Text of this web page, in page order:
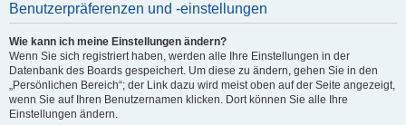
Benutzerpräferenzen und -einstellungen
Wie kann ich meine Einstellungen ändern?
Wenn Sie sich registriert haben, werden alle Ihre Einstellungen in der
Datenbank des Boards gespeichert. Um diese zu ändern, gehen Sie in den
„Persönlichen Bereich“; der Link dazu wird meist oben auf der Seite angezeigt,
wenn Sie auf Ihren Benutzernamen klicken. Dort können Sie alle Ihre
Einstellungen ändern.